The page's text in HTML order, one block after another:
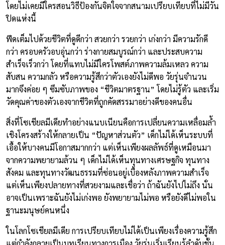
โดยไม่เคยมีใครสอนวิธีป้องกันจิตใจจากสนามเปรียบเทียบที่ไม่มีวัน
ปิดแห่งนี้
ฟีดเต็มไปด้วยชีวิตที่ดูดีกว่า สวยกว่า รวยกว่า เก่งกว่า มีความรักดี
กว่า ครอบครัวอบอุ่นกว่า ร่างกายสมบูรณ์กว่า และประสบความ
สำเร็จเร็วกว่า โดยที่แทบไม่มีใครโพสต์ภาพความล้มเหลว ความ
สับสน ความกลัว หรือความรู้สึกว่าตัวเองยังไม่ดีพอ วัยรุ่นจำนวน
มากจึงค่อย ๆ ซึมซับภาพของ “ชีวิตมาตรฐาน” โดยไม่รู้ตัว และเริ่ม
วัดคุณค่าของตัวเองจากชีวิตที่ถูกคัดสรรมาอย่างดีของคนอื่น
สิ่งที่โซเชียลมีเดียทำอย่างแนบเนียนคือการเปลี่ยนความเหลื่อมล้ำ
เชิงโครงสร้างให้กลายเป็น “ปัญหาส่วนตัว” เด็กไม่ได้เห็นระบบที่
เอื้อให้บางคนมีโอกาสมากกว่า แต่เห็นเพียงผลลัพธ์ที่ดูเหมือนมา
จากความพยายามล้วน ๆ เด็กไม่ได้เห็นทุนทางเศรษฐกิจ ทุนทาง
สังคม และทุนทางวัฒนธรรมที่ซ่อนอยู่เบื้องหลังภาพความสำเร็จ
แต่เห็นเพียงปลายทางที่สวยงามและเชื่อว่า ถ้าฉันยังไปไม่ถึง นั่น
อาจเป็นเพราะฉันยังไม่เก่งพอ ยังพยายามไม่พอ หรือยังดีไม่พอใน
ฐานะมนุษย์คนหนึ่ง
ในโลกโซเชียลมีเดีย การเปรียบเทียบไม่ได้เป็นเพียงเรื่องความรู้สึก